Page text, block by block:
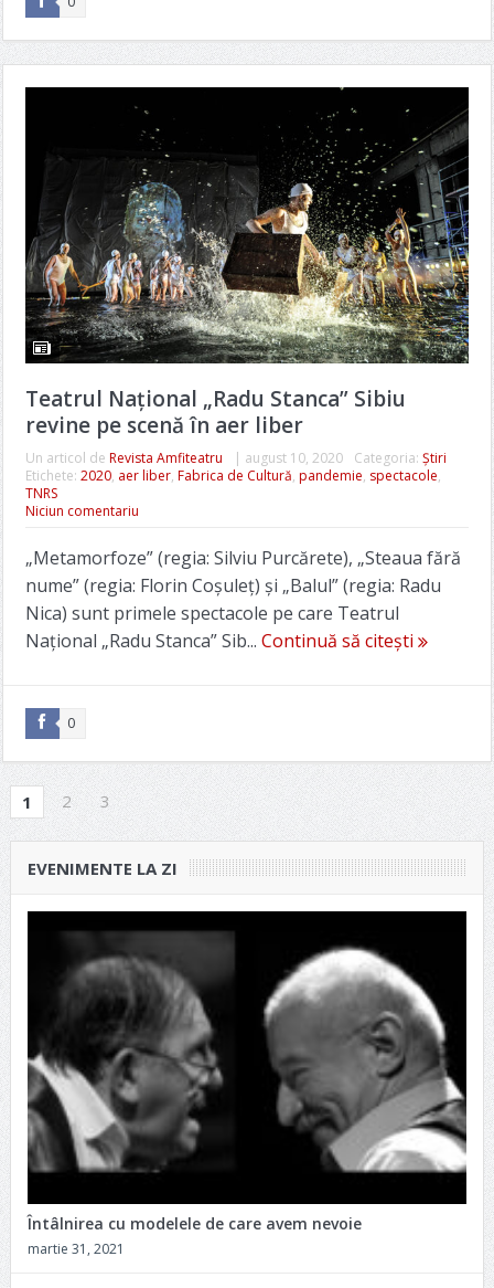
Teatrul Național „Radu Stanca” Sibiu
revine pe scenă în aer liber
Un articol de Revista Amfiteatru | august 10, 2020 Categoria: Știri
Etichete: 2020, aer liber, Fabrica de Cultură, pandemie, spectacole,
TNRS
Niciun comentariu
„Metamorfoze” (regia: Silviu Purcărete), „Steaua fără
nume” (regia: Florin Coșuleț) și „Balul” (regia: Radu
Nica) sunt primele spectacole pe care Teatrul
Național „Radu Stanca” Sib... Continuă să citești
0
1 2 3
EVENIMENTE LA ZI
Întâlnirea cu modelele de care avem nevoie
martie 31, 2021